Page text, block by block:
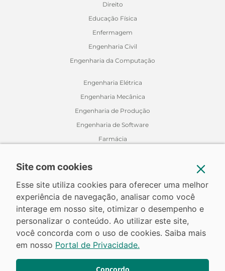
Direito
Educação Física
Enfermagem
Engenharia Civil
Engenharia da Computação
Engenharia Elétrica
Engenharia Mecânica
Engenharia de Produção
Engenharia de Software
Farmácia
Medicina Veterinária
Nutrição
Odontologia
Relações Internacionais
Site com cookies
Esse site utiliza cookies para oferecer uma melhor
experiência de navegação, analisar como você
interage em nosso site, otimizar o desempenho e
personalizar o conteúdo. Ao utilizar este site,
você concorda com o uso de cookies. Saiba mais
em nosso Portal de Privacidade.